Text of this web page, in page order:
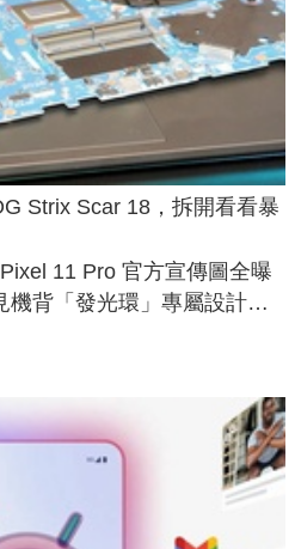
Strix Scar 18，拆開看看暴
11 Pro 官方宣傳圖全曝
機背「發光環」專屬設計、